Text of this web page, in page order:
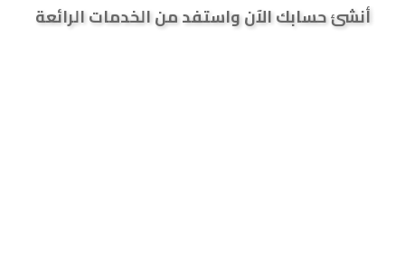
أنشئ حسابك الآن واستفد من الخدمات الرائعة